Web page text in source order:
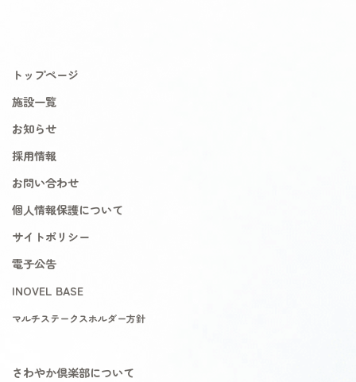
トップページ
施設一覧
お知らせ
採用情報
お問い合わせ
個人情報保護について
サイトポリシー
電子公告
INOVEL BASE
マルチステークスホルダー方針
さわやか倶楽部について